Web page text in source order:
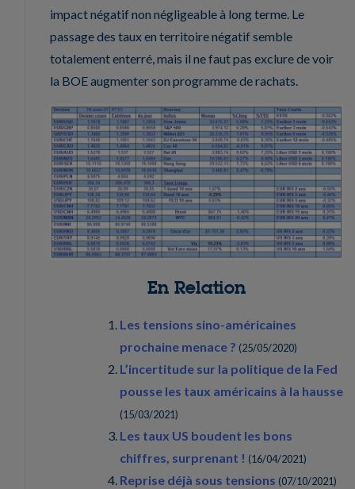
impact négatif non négligeable à long terme. Le
passage des taux en territoire négatif semble
totalement enterré, mais il ne faut pas exclure de voir
la BOE augmenter son programme de rachats.
En Relation
Les tensions sino-américaines
prochaine menace ? (25/05/2020)
L’incertitude sur la politique de la Fed
pousse les taux américains à la hausse
(15/03/2021)
Les taux US boudent les bons
chiffres, surprenant ! (16/04/2021)
Reprise déjà sous tensions (07/10/2021)